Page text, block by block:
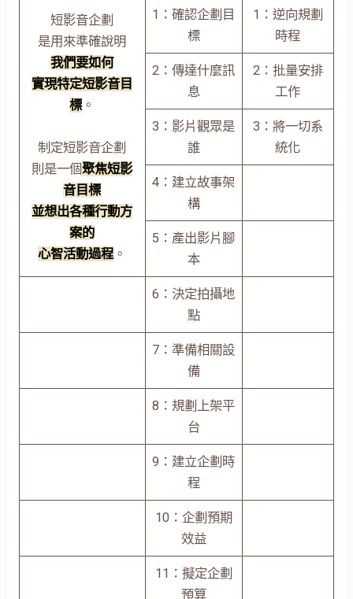
短影音企劃
是用來準確說明
我們要如何
實現特定短影音目
標。
制定短影音企劃
則是一個聚焦短影
音目標
並想出各種行動方
案的
心智活動過程。
1：確認企劃目
標
1：逆向規劃
時程
2：傳達什麼訊
息
2：批量安排
工作
3：影片觀眾是
誰
3：將一切系
統化
4：建立故事架
構
5：產出影片腳
本
6：決定拍攝地
點
7：準備相關設
備
8：規劃上架平
台
9：建立企劃時
程
10：企劃預期
效益
11：擬定企劃
預算